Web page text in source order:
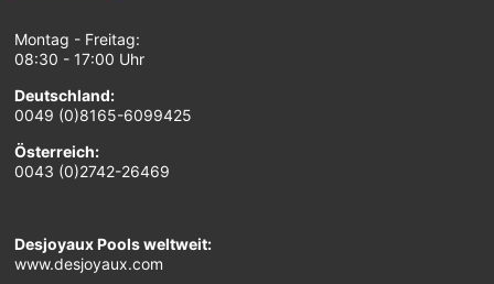
Montag - Freitag:
08:30 - 17:00 Uhr
Deutschland:
0049 (0)8165-6099425
Österreich:
0043 (0)2742-26469
Desjoyaux Pools weltweit:
www.desjoyaux.com